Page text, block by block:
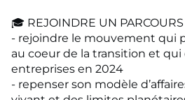
🎓 REJOINDRE UN PARCOURS
- rejoindre le mouvement qui
au coeur de la transition et qui
entreprises en 2024
- repenser son modèle